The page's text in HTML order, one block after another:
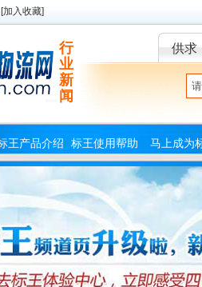
加入收藏]
行
业
新
闻
供求
王产品介绍 标王使用帮助 马上成为